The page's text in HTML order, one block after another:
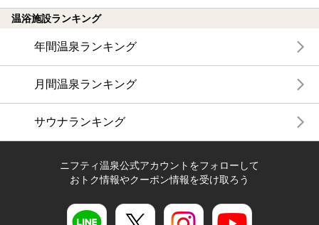
温浴施設ランキング
年間温泉ランキング
月間温泉ランキング
サウナランキング
ニフティ温泉公式アカウントをフォローして
おトク情報やクーポン情報を受け取ろう